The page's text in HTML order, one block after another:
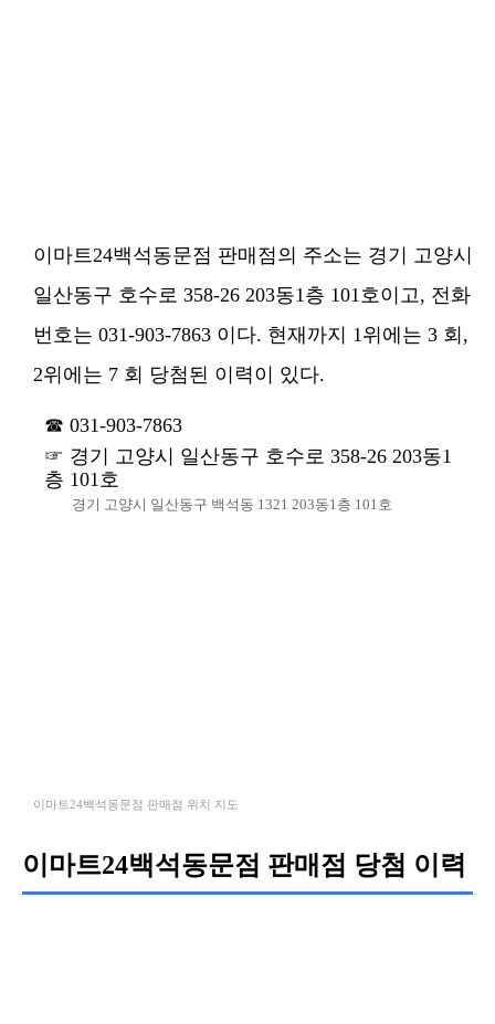
이마트24백석동문점 판매점의 주소는 경기 고양시
일산동구 호수로 358-26 203동1층 101호이고, 전화
번호는 031-903-7863 이다. 현재까지 1위에는 3 회,
2위에는 7 회 당첨된 이력이 있다.
031-903-7863
경기 고양시 일산동구 호수로 358-26 203동1
층 101호
경기 고양시 일산동구 백석동 1321 203동1층 101호
이마트24백석동문점 판매점 위치 지도
이마트24백석동문점 판매점 당첨 이력